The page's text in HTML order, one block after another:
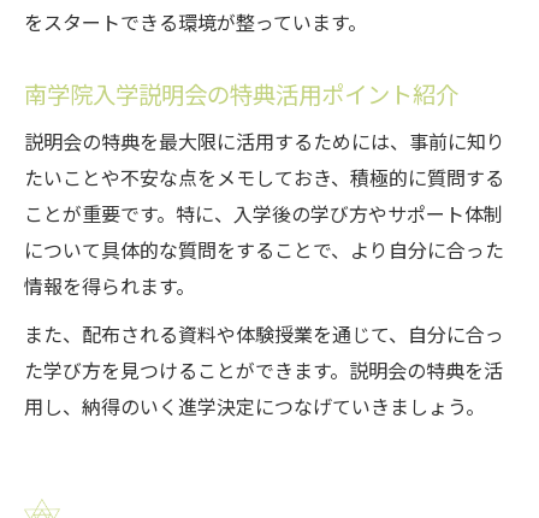
をスタートできる環境が整っています。
南学院入学説明会の特典活用ポイント紹介
説明会の特典を最大限に活用するためには、事前に知り
たいことや不安な点をメモしておき、積極的に質問する
ことが重要です。特に、入学後の学び方やサポート体制
について具体的な質問をすることで、より自分に合った
情報を得られます。
また、配布される資料や体験授業を通じて、自分に合っ
た学び方を見つけることができます。説明会の特典を活
用し、納得のいく進学決定につなげていきましょう。